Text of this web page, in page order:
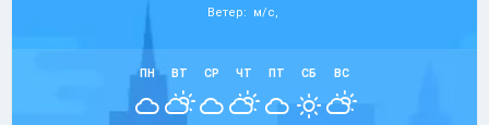
Ветер: м/с,
ПН ВТ СР ЧТ ПТ СБ ВС